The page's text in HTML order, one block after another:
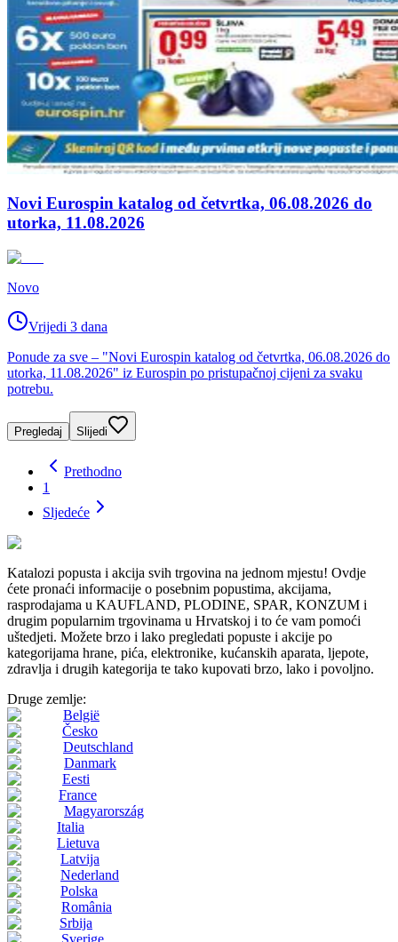
Novi Eurospin katalog od četvrtka, 06.08.2026 do
utorka, 11.08.2026
Novo
Vrijedi 3 dana
Ponude za sve – "Novi Eurospin katalog od četvrtka, 06.08.2026 do
utorka, 11.08.2026" iz Eurospin po pristupačnoj cijeni za svaku
potrebu.
Pregledaj Slijedi
Prethodno
1
Sljedeće
Katalozi popusta i akcija svih trgovina na jednom mjestu! Ovdje
ćete pronaći informacije o posebnim popustima, akcijama,
rasprodajama u KAUFLAND, PLODINE, SPAR, KONZUM i
drugim popularnim trgovinama u Hrvatskoj i to će vam pomoći
uštedjeti. Možete brzo i lako pregledati popuste i akcije po
kategorijama hrane, pića, elektronike, kućanskih aparata, ljepote,
zdravlja i drugih kategorija te tako kupovati brzo, lako i povoljno.
Druge zemlje:
België
Česko
Deutschland
Danmark
Eesti
France
Magyarország
Italia
Lietuva
Latvija
Nederland
Polska
România
Srbija
Sverige